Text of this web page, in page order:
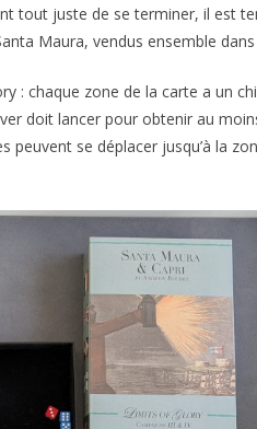
tout juste de se terminer, il est
Maura, vendus ensemble
: chaque zone de la carte a un
doit lancer pour obtenir au
peuvent se déplacer jusqu’à la